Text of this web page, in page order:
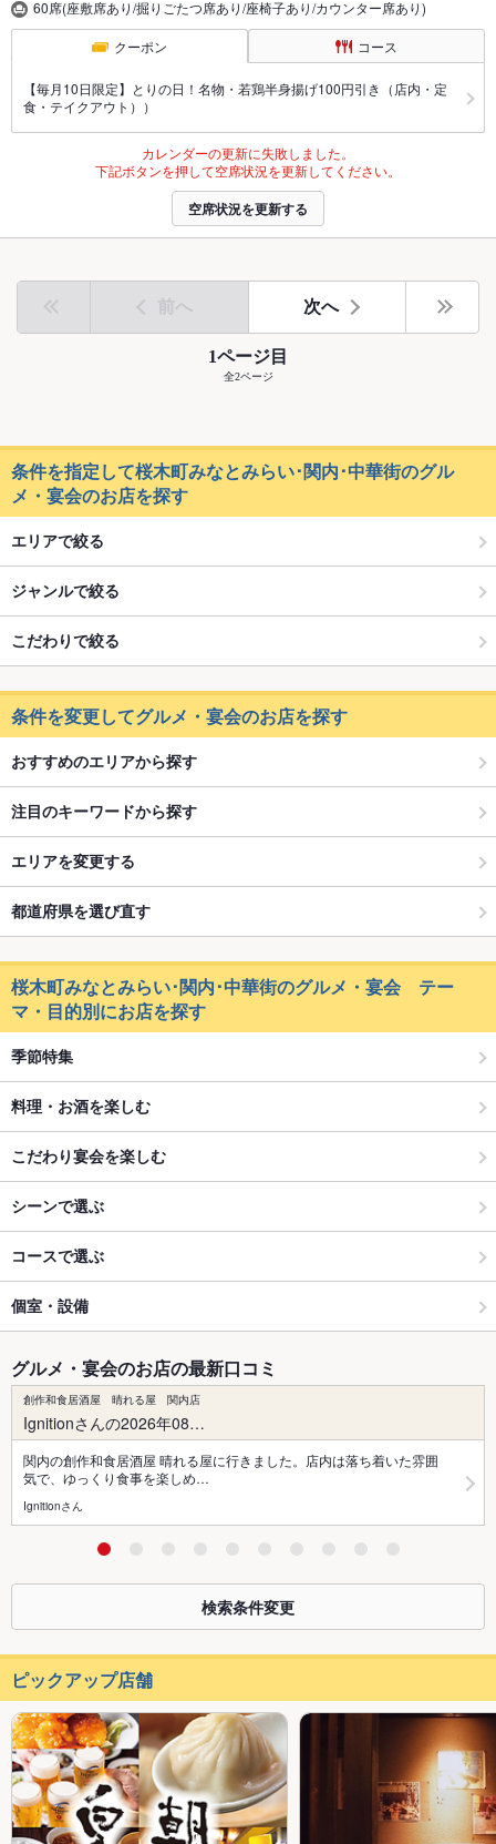
60席(座敷席あり/掘りごたつ席あり/座椅子あり/カウンター席あり)
クーポン コース
【毎月10日限定】とりの日！名物・若鶏半身揚げ100円引き（店内・定
食・テイクアウト））
カレンダーの更新に失敗しました。
下記ボタンを押して空席状況を更新してください。
空席状況を更新する
前へ 次へ
1ページ目
全2ページ
条件を指定して桜木町みなとみらい･関内･中華街のグル
メ・宴会のお店を探す
エリアで絞る
ジャンルで絞る
こだわりで絞る
条件を変更してグルメ・宴会のお店を探す
おすすめのエリアから探す
注目のキーワードから探す
エリアを変更する
都道府県を選び直す
桜木町みなとみらい･関内･中華街のグルメ・宴会 テー
マ・目的別にお店を探す
季節特集
料理・お酒を楽しむ
こだわり宴会を楽しむ
シーンで選ぶ
コースで選ぶ
個室・設備
グルメ・宴会のお店の最新口コミ
創作和食居酒屋 晴れる屋 関内店
Ignitionさんの2026年08…
関内の創作和食居酒屋 晴れる屋に行きました。店内は落ち着いた雰囲
気で、ゆっくり食事を楽しめ…
Ignitionさん
検索条件変更
ピックアップ店舗